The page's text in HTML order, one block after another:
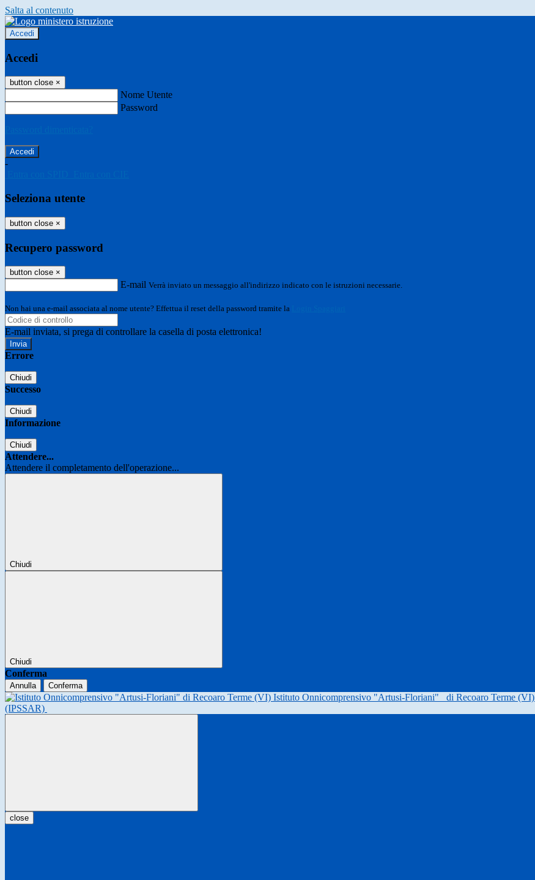
Salta al contenuto
Accedi
Accedi
button close ×
Nome Utente
Password
-
Seleziona utente
button close ×
Recupero password
button close ×
E-mail Verrà inviato un messaggio all'indirizzo indicato con le istruzioni necessarie.
Non hai una e-mail associata al nome utente? Effettua il reset della password tramite la
E-mail inviata, si prega di controllare la casella di posta elettronica!
Errore
Chiudi
Successo
Chiudi
Informazione
Chiudi
Attendere...
Attendere il completamento dell'operazione...
Chiudi
Chiudi
Conferma
Annulla Conferma
Istituto Onnicomprensivo "Artusi-Floriani" di Recoaro Terme (VI)
(IPSSAR)
close